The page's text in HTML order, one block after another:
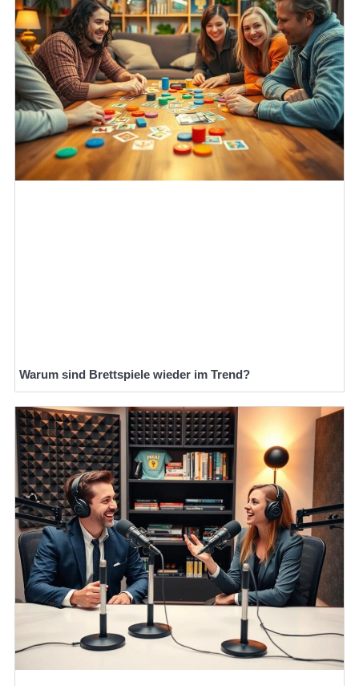
Warum sind Brettspiele wieder im Trend?